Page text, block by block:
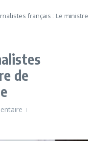
français : Le ministre
de